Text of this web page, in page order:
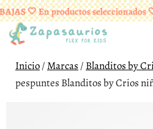
🤍 En productos seleccionados
Saltar
al
contenido
¡ENVÍOS GRATUITOS A
Inicio/Marcas / Blanditos by
pespuntes Blanditos by Crios